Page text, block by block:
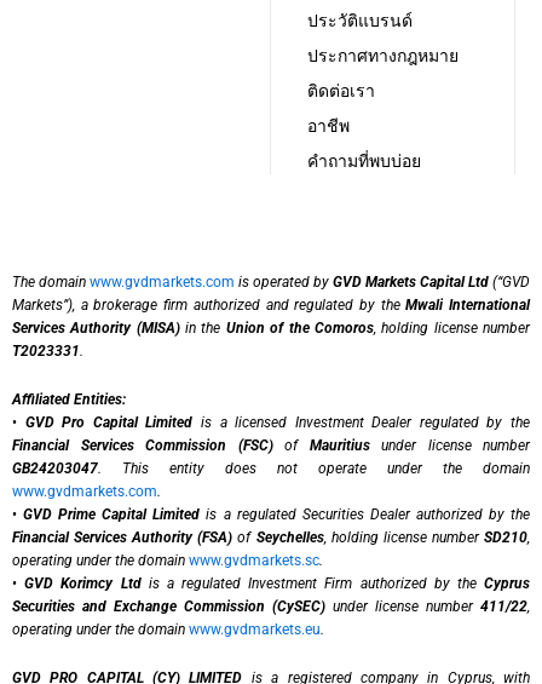
ประวัติแบรนด์
ประกาศทางกฎหมาย
ติดต่อเรา
อาชีพ
คำถามที่พบบ่อย
The domain www.gvdmarkets.com is operated by GVD Markets Capital Ltd (“GVD
Markets”), a brokerage firm authorized and regulated by theMwali International
Services Authority (MISA)in the Union of the Comoros, holding license number
T2023331.
Affiliated Entities:
• GVD Pro Capital Limited is a licensed Investment Dealer regulated by the
Financial Services Commission (FSC)of Mauritiusunder license number
GB24203047. This entity does not operate under the domain
www.gvdmarkets.com.
•GVD Prime Capital Limited is a regulated Securities Dealer authorized by the
Financial Services Authority (FSA) of Seychelles, holding license numberSD210,
operating under the domain www.gvdmarkets.sc.
•GVD Korimcy Ltdis a regulated Investment Firm authorized by theCyprus
Securities and Exchange Commission (CySEC) under license number 411/22,
operating under the domain www.gvdmarkets.eu.
GVD PRO CAPITAL (CY) LIMITED is a registered company in Cyprus, with